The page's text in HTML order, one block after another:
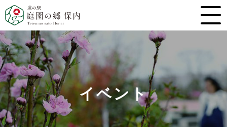
イベント